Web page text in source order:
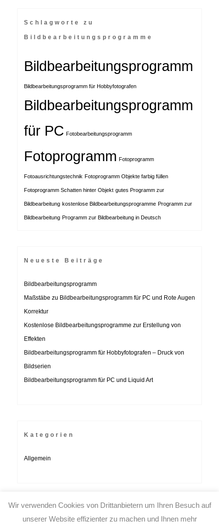
Schlagworte zu
Bildbearbeitungsprogramme
Bildbearbeitungsprogramm
Bildbearbeitungsprogramm für Hobbyfotografen
Bildbearbeitungsprogramm
für PC Fotobearbeitungsprogramm
Fotoprogramm Fotoprogramm
Fotoausrichtungstechnik Fotoprogramm Objekte farbig füllen
Fotoprogramm Schatten hinter Objekt gutes Programm zur
Bildbearbeitung kostenlose Bildbearbeitungsprogramme Programm zur
Bildbearbeitung Programm zur Bildbearbeitung in Deutsch
Neueste Beiträge
Bildbearbeitungsprogramm
Maßstäbe zu Bildbearbeitungsprogramm für PC und Rote Augen
Korrektur
Kostenlose Bildbearbeitungsprogramme zur Erstellung von
Effekten
Bildbearbeitungsprogramm für Hobbyfotografen – Druck von
Bildserien
Bildbearbeitungsprogramm für PC und Liquid Art
Kategorien
Allgemein
Wir verwenden Cookies von Drittanbietern um Ihren Besuch auf
unserer Website effizienter zu machen und Ihnen mehr